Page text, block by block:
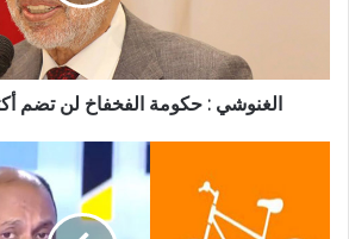
الغنوشي : حكومة الفخفاخ لن تضم أكثر من